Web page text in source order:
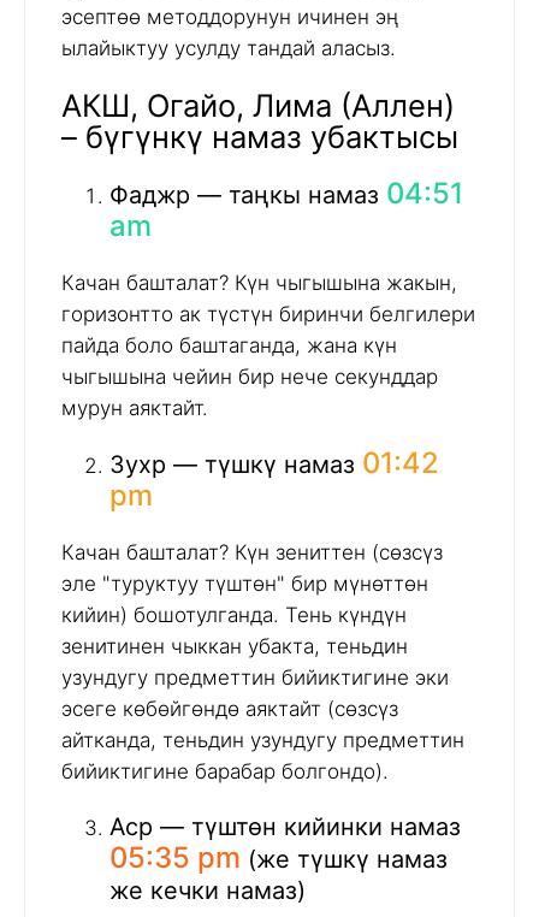
эсептөө методдорунун ичинен эң
ылайыктуу усулду тандай аласыз.
АКШ, Огайо, Лима (Аллен)
– бүгүнкү намаз убактысы
Фаджр — таңкы намаз 04:51
am
Качан башталат? Күн чыгышына жакын,
горизонтто ак түстүн биринчи белгилери
пайда боло баштаганда, жана күн
чыгышына чейин бир нече секунддар
мурун аяктайт.
Зухр — түшкү намаз 01:42
pm
Качан башталат? Күн зениттен (сөзсүз
эле "туруктуу түштөн" бир мүнөттөн
кийин) бошотулганда. Тень күндүн
зенитинен чыккан убакта, теньдин
узундугу предметтин бийиктигине эки
эсеге көбөйгөндө аяктайт (сөзсүз
айтканда, теньдин узундугу предметтин
бийиктигине барабар болгондо).
Аср — түштөн кийинки намаз
05:35 pm (же түшкү намаз
же кечки намаз)